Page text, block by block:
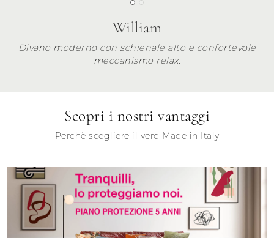
William
Divano moderno con schienale alto e confortevole
meccanismo relax.
Scopri i nostri vantaggi
Perchè scegliere il vero Made in Italy